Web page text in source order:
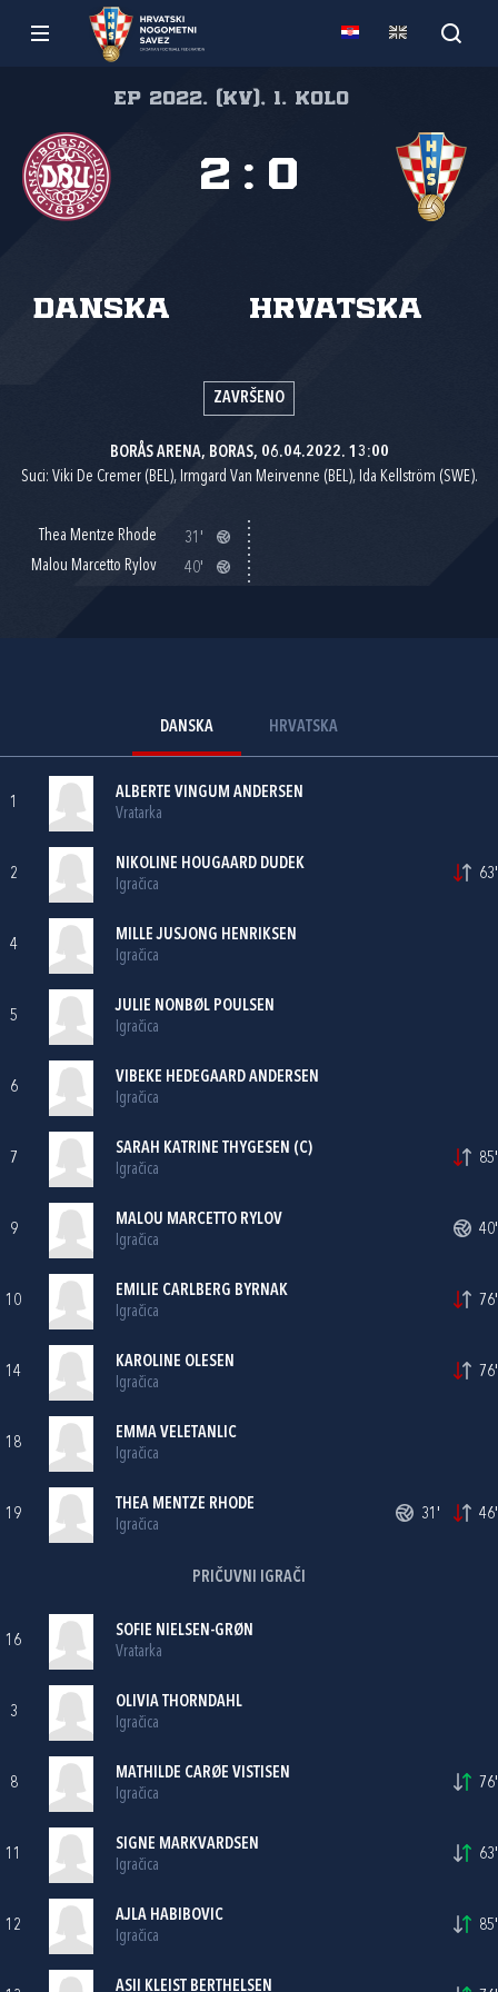
EP 2022. (kv), 1. kolo
Danska Hrvatska
2 : 0
ZAVRŠENO
BORÅS ARENA, BORAS, 06.04.2022. 13:00
Suci: Viki De Cremer (BEL), Irmgard Van Meirvenne (BEL), Ida Kellström (SWE).
Thea Mentze Rhode
31'
Malou Marcetto Rylov
40'
DANSKA HRVATSKA
1
ALBERTE VINGUM ANDERSEN
Vratarka
2
NIKOLINE HOUGAARD DUDEK
Igračica
63'
4
MILLE JUSJONG HENRIKSEN
Igračica
5
JULIE NONBØL POULSEN
Igračica
6
VIBEKE HEDEGAARD ANDERSEN
Igračica
7
SARAH KATRINE THYGESEN (C)
Igračica
85'
9
MALOU MARCETTO RYLOV
Igračica
40'
10
EMILIE CARLBERG BYRNAK
Igračica
76'
14
KAROLINE OLESEN
Igračica
76'
18
EMMA VELETANLIC
Igračica
19
THEA MENTZE RHODE
Igračica
31' 46'
PRIČUVNI IGRAČI
16
SOFIE NIELSEN-GRØN
Vratarka
3
OLIVIA THORNDAHL
Igračica
8
MATHILDE CARØE VISTISEN
Igračica
76'
11
SIGNE MARKVARDSEN
Igračica
63'
12
AJLA HABIBOVIC
Igračica
85'
ASII KLEIST BERTHELSEN